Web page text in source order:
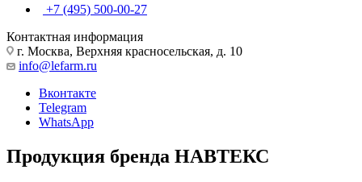
+7 (495) 500-00-27
Контактная информация
г. Москва, Верхняя красносельская, д. 10
info@lefarm.ru
Вконтакте
Telegram
WhatsApp
Продукция бренда НАВТЕКС